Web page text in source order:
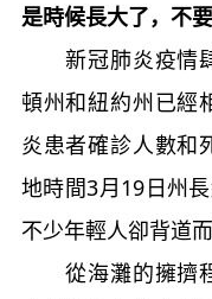
是時候長大了，不
新冠肺炎疫情肆
頓州和紐約州已經
炎患者確診人數和
地時間3月19日州長
不少年輕人卻背道
從海灘的擁擠程